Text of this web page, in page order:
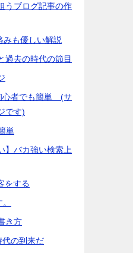
うブログ記事の作
みも優しい解説
過去の時代の節目
心者でも簡単 (サ
です)
単
】バカ強い検索上
をする
き方
代の到来だ